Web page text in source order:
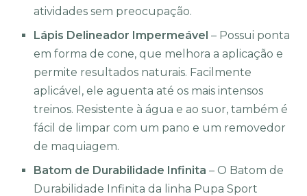
atividades sem preocupação.
Lápis Delineador Impermeável – Possui ponta
em forma de cone, que melhora a aplicação e
permite resultados naturais. Facilmente
aplicável, ele aguenta até os mais intensos
treinos. Resistente à água e ao suor, também é
fácil de limpar com um pano e um removedor
de maquiagem.
Batom de Durabilidade Infinita – O Batom de
Durabilidade Infinita da linha Pupa Sport